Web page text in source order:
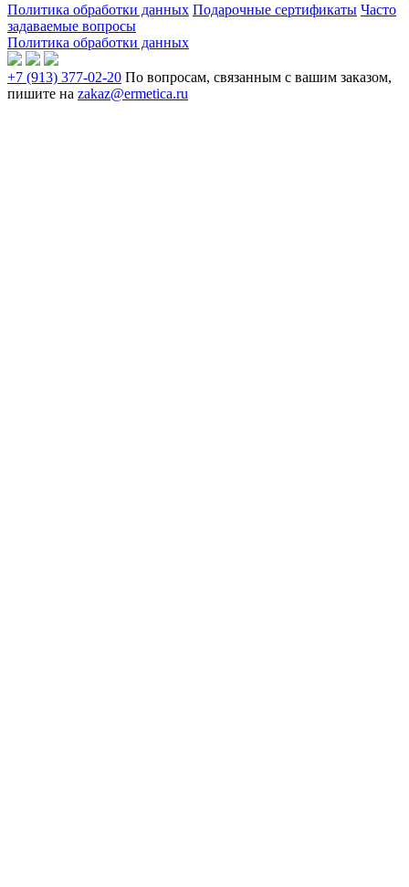
Политика обработки данных Подарочные сертификаты Часто
задаваемые вопросы
Политика обработки данных
+7 (913) 377-02-20 По вопросам, связанным с вашим заказом,
пишите на zakaz@ermetica.ru